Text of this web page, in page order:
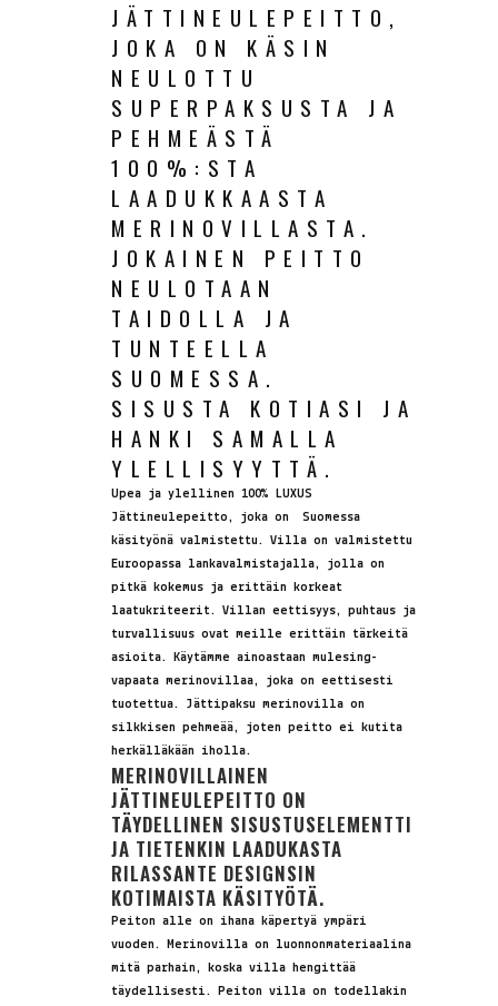
JÄTTINEULEPEITTO,
JOKA ON KÄSIN
NEULOTTU
SUPERPAKSUSTA JA
PEHMEÄSTÄ
100%:STA
LAADUKKAASTA
MERINOVILLASTA.
JOKAINEN PEITTO
NEULOTAAN
TAIDOLLA JA
TUNTEELLA
SUOMESSA.
SISUSTA KOTIASI JA
HANKI SAMALLA
YLELLISYYTTÄ.
Upea ja ylellinen 100% LUXUS
Jättineulepeitto, joka on Suomessa
käsityönä valmistettu. Villa on valmistettu
Euroopassa lankavalmistajalla, jolla on
pitkä kokemus ja erittäin korkeat
laatukriteerit. Villan eettisyys, puhtaus ja
turvallisuus ovat meille erittäin tärkeitä
asioita. Käytämme ainoastaan mulesing-
vapaata merinovillaa, joka on eettisesti
tuotettua. Jättipaksu merinovilla on
silkkisen pehmeää, joten peitto ei kutita
herkälläkään iholla.
MERINOVILLAINEN
JÄTTINEULEPEITTO ON
TÄYDELLINEN SISUSTUSELEMENTTI
JA TIETENKIN LAADUKASTA
RILASSANTE DESIGNSIN
KOTIMAISTA KÄSITYÖTÄ.
Peiton alle on ihana käpertyä ympäri
vuoden. Merinovilla on luonnonmateriaalina
mitä parhain, koska villa hengittää
täydellisesti. Peiton villa on todellakin